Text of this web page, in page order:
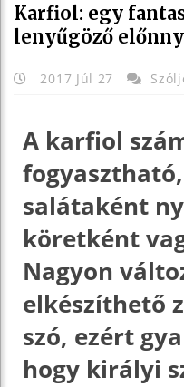
Karfiol: egy
lenyűgöző
2017 Júl 27
A karfiol
salátaként
köretként
Nagyon
elkészíthető
szó, ezért
hogy királyi